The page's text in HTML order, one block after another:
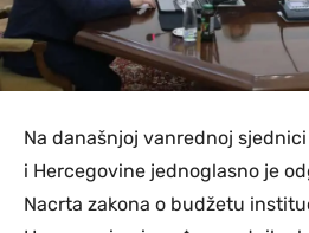
Na današnjoj vanrednoj
i Hercegovine jednoglasno je
Nacrta zakona o budžetu